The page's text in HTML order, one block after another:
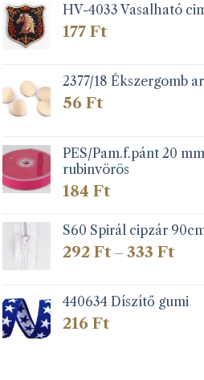
HV-4033 Vasalható
177Ft
2377/18 Ékszergomb
56Ft
PES/Pam.f.pánt 20
rubinvörös
184Ft
S60 Spirál cipzár
292Ft – 333Ft
333 Ft
440634 Díszítő gumi
216Ft